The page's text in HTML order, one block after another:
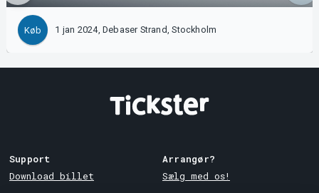
Køb 1 jan 2024, Debaser Strand, Stockholm
Support
Download billet
Arrangør?
Sælg med os!